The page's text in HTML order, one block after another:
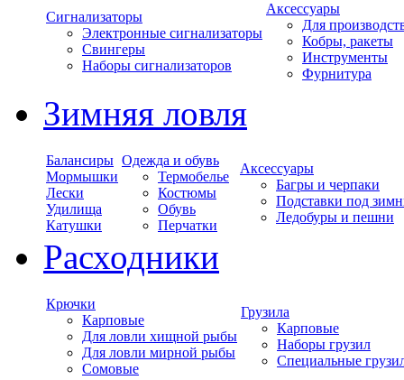
Сигнализаторы
Электронные сигнализаторы
Свингеры
Наборы сигнализаторов
Аксессуары
Для
Кобры, ракеты
Инструменты
Фурнитура
Зимняя ловля
Балансиры
Мормышки
Лески
Удилища
Катушки
Одежда и обувь
Термобелье
Костюмы
Обувь
Перчатки
Аксессуары
Багры и черпаки
Подставки под
Ледобуры и пешни
Расходники
Крючки
Карповые
Для ловли хищной рыбы
Для ловли мирной рыбы
Сомовые
Грузила
Карповые
Наборы грузил
Специальные